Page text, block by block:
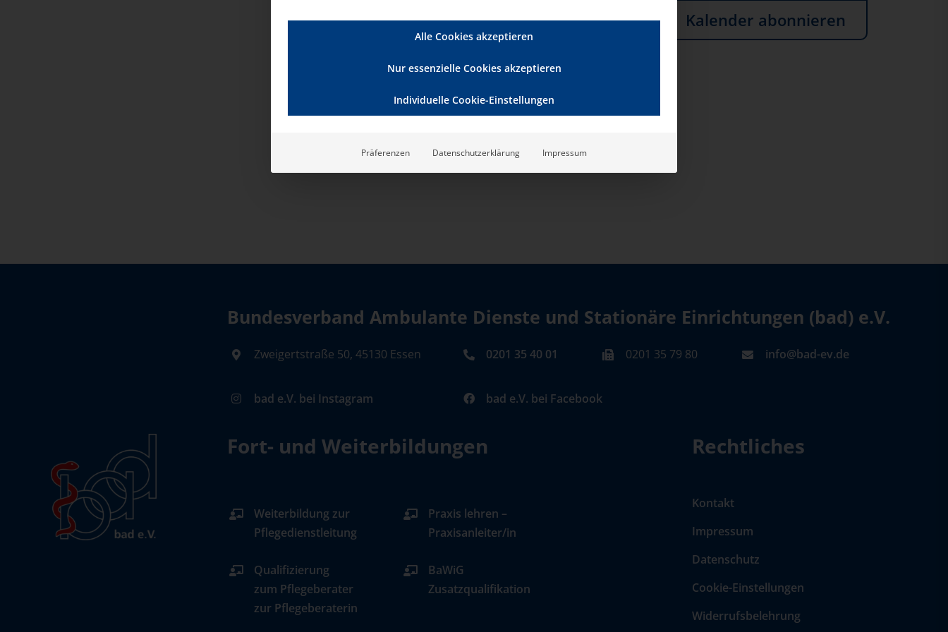
Kalender abonnieren
Bundesverband Ambulante Dienste und Stationäre Einrichtungen (bad) e.V.
Zweigertstraße 50, 45130 Essen 0201 35 40 01 0201 35 79 80 info@bad-ev.de
bad e.V. bei Instagram bad e.V. bei Facebook
Fort- und Weiterbildungen Rechtliches
Weiterbildung zur
Pflegedienstleitung
Qualifizierung
zum Pflegeberater
zur Pflegeberaterin
Praxis lehren –
Praxisanleiter/in
BaWiG
Zusatzqualifikation
Kontakt
Impressum
Datenschutz
Cookie-Einstellungen
Widerrufsbelehrung
Alle Cookies akzeptieren
Nur essenzielle Cookies akzeptieren
Individuelle Cookie-Einstellungen
Präferenzen Datenschutzerklärung Impressum